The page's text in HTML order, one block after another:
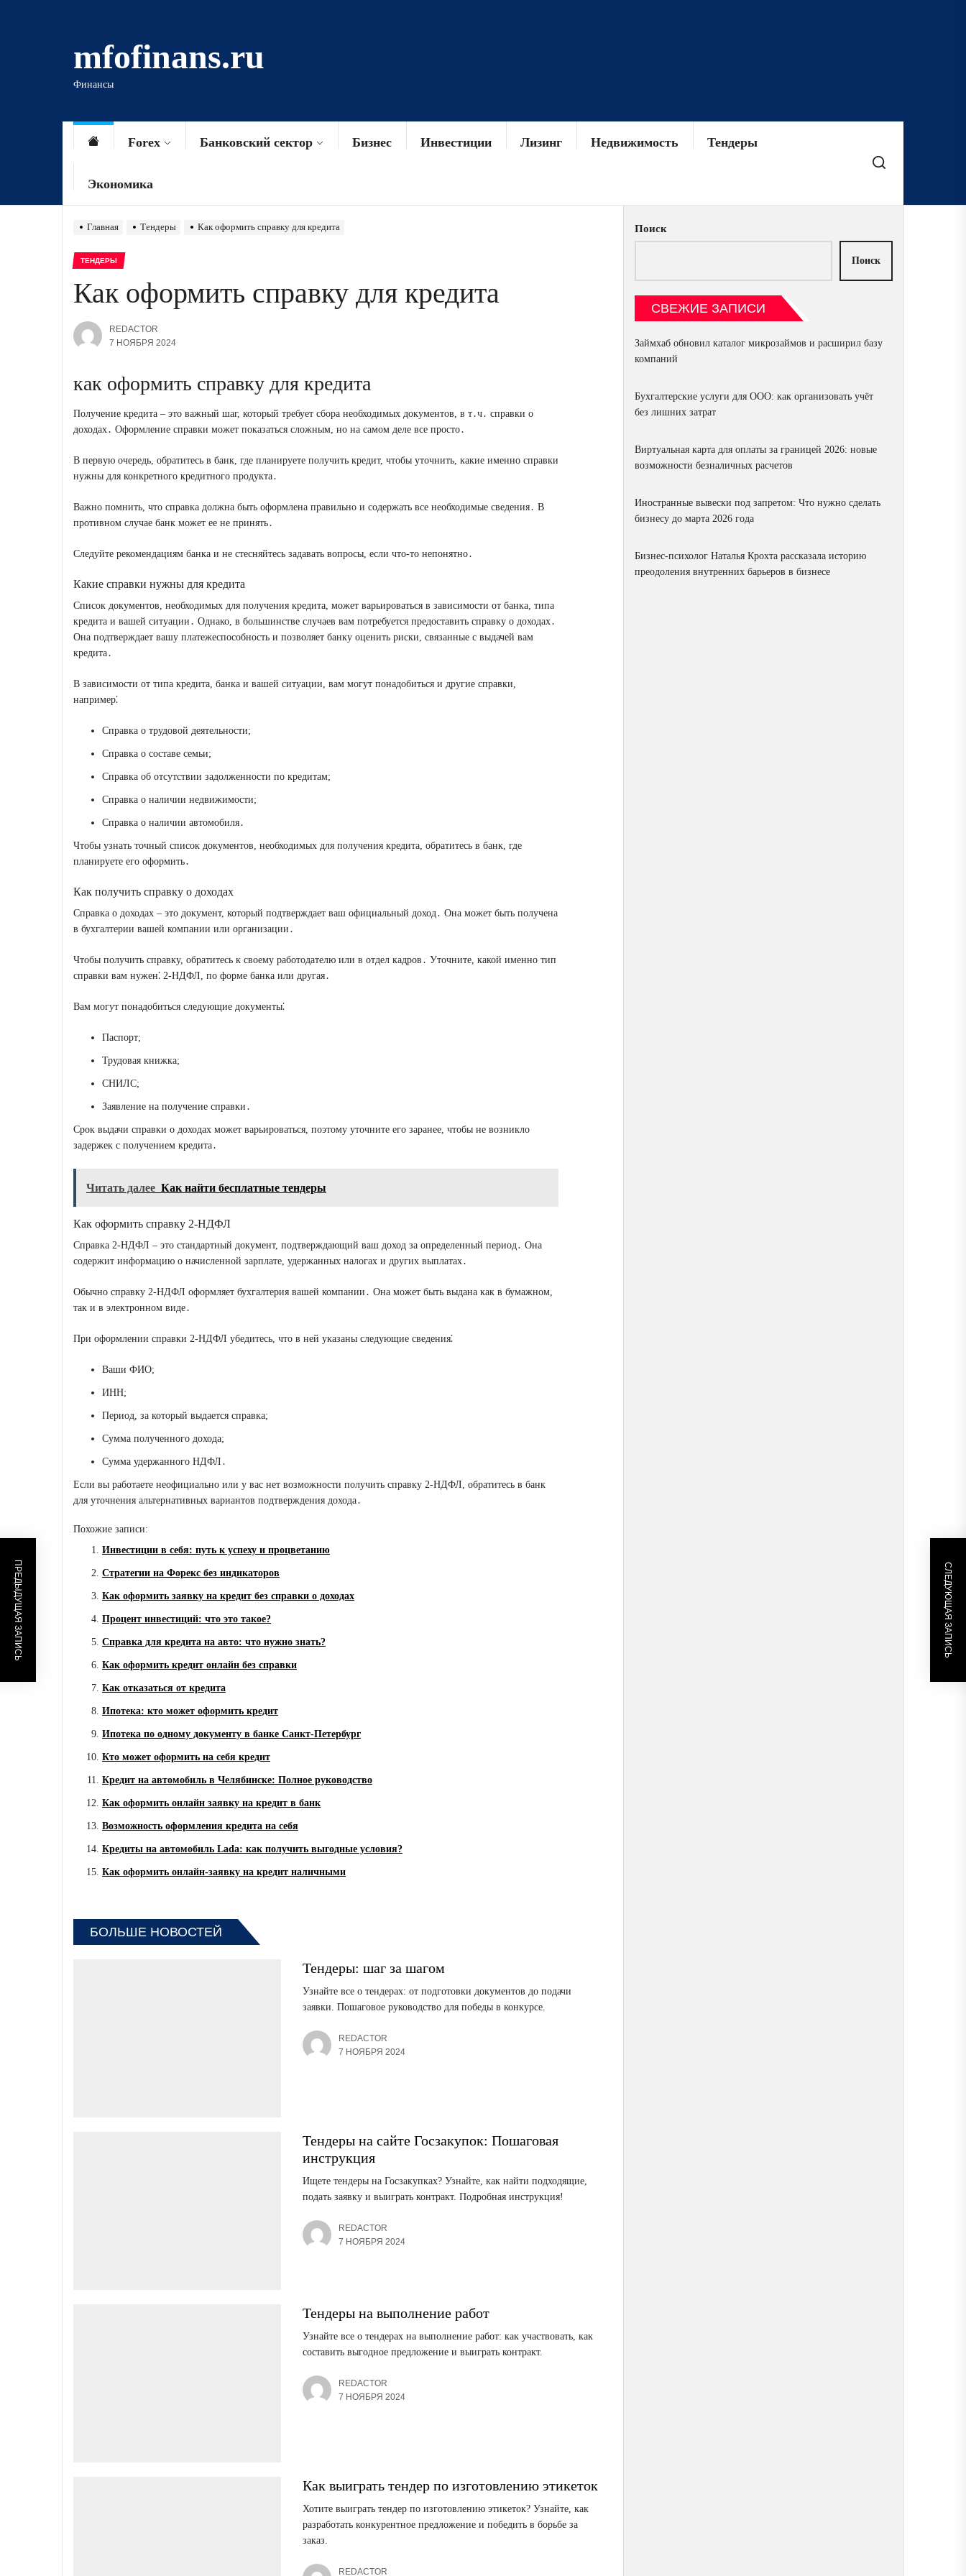
mfofinans.ru
Финансы
Forex Банковский сектор Бизнес Инвестиции Лизинг Недвижимость Тендеры
Экономика
Главная Тендеры Как оформить справку для кредита
ТЕНДЕРЫ
Как оформить справку для кредита
REDACTOR
7 НОЯБРЯ 2024
как оформить справку для кредита
Получение кредита – это важный шаг, который требует сбора необходимых документов, в т․ч․ справки о
доходах․ Оформление справки может показаться сложным, но на самом деле все просто․
В первую очередь, обратитесь в банк, где планируете получить кредит, чтобы уточнить, какие именно справки
нужны для конкретного кредитного продукта․
Важно помнить, что справка должна быть оформлена правильно и содержать все необходимые сведения․ В
противном случае банк может ее не принять․
Следуйте рекомендациям банка и не стесняйтесь задавать вопросы, если что-то непонятно․
Какие справки нужны для кредита
Список документов, необходимых для получения кредита, может варьироваться в зависимости от банка, типа
кредита и вашей ситуации․ Однако, в большинстве случаев вам потребуется предоставить справку о доходах․
Она подтверждает вашу платежеспособность и позволяет банку оценить риски, связанные с выдачей вам
кредита․
В зависимости от типа кредита, банка и вашей ситуации, вам могут понадобиться и другие справки,
например⁚
Справка о трудовой деятельности;
Справка о составе семьи;
Справка об отсутствии задолженности по кредитам;
Справка о наличии недвижимости;
Справка о наличии автомобиля․
Чтобы узнать точный список документов, необходимых для получения кредита, обратитесь в банк, где
планируете его оформить․
Как получить справку о доходах
Справка о доходах – это документ, который подтверждает ваш официальный доход․ Она может быть получена
в бухгалтерии вашей компании или организации․
Чтобы получить справку, обратитесь к своему работодателю или в отдел кадров․ Уточните, какой именно тип
справки вам нужен⁚ 2-НДФЛ, по форме банка или другая․
Вам могут понадобиться следующие документы⁚
Паспорт;
Трудовая книжка;
СНИЛС;
Заявление на получение справки․
Срок выдачи справки о доходах может варьироваться, поэтому уточните его заранее, чтобы не возникло
задержек с получением кредита․
Читать далее Как найти бесплатные тендеры
Как оформить справку 2-НДФЛ
Справка 2-НДФЛ – это стандартный документ, подтверждающий ваш доход за определенный период․ Она
содержит информацию о начисленной зарплате, удержанных налогах и других выплатах․
Обычно справку 2-НДФЛ оформляет бухгалтерия вашей компании․ Она может быть выдана как в бумажном,
так и в электронном виде․
При оформлении справки 2-НДФЛ убедитесь, что в ней указаны следующие сведения⁚
Ваши ФИО;
ИНН;
Период, за который выдается справка;
Сумма полученного дохода;
Сумма удержанного НДФЛ․
Если вы работаете неофициально или у вас нет возможности получить справку 2-НДФЛ, обратитесь в банк
для уточнения альтернативных вариантов подтверждения дохода․
Похожие записи:
Инвестиции в себя: путь к успеху и процветанию
Стратегии на Форекс без индикаторов
Как оформить заявку на кредит без справки о доходах
Процент инвестиций: что это такое?
Справка для кредита на авто: что нужно знать?
Как оформить кредит онлайн без справки
Как отказаться от кредита
Ипотека: кто может оформить кредит
Ипотека по одному документу в банке Санкт-Петербург
Кто может оформить на себя кредит
Кредит на автомобиль в Челябинске: Полное руководство
Как оформить онлайн заявку на кредит в банк
Возможность оформления кредита на себя
Кредиты на автомобиль Lada: как получить выгодные условия?
Как оформить онлайн-заявку на кредит наличными
ПРЕДЫДУЩАЯ ЗАПИСЬ СЛЕДУЮЩАЯ ЗАПИСЬ
БОЛЬШЕ НОВОСТЕЙ
Тендеры: шаг за шагом
Узнайте все о тендерах: от подготовки документов до подачи
заявки. Пошаговое руководство для победы в конкурсе.
REDACTOR
7 НОЯБРЯ 2024
Тендеры на сайте Госзакупок: Пошаговая
инструкция
Ищете тендеры на Госзакупках? Узнайте, как найти подходящие,
подать заявку и выиграть контракт. Подробная инструкция!
REDACTOR
7 НОЯБРЯ 2024
Тендеры на выполнение работ
Узнайте все о тендерах на выполнение работ: как участвовать, как
составить выгодное предложение и выиграть контракт.
REDACTOR
7 НОЯБРЯ 2024
Как выиграть тендер по изготовлению этикеток
Хотите выиграть тендер по изготовлению этикеток? Узнайте, как
разработать конкурентное предложение и победить в борьбе за
заказ.
REDACTOR
Поиск
Поиск
СВЕЖИЕ ЗАПИСИ
Займхаб обновил каталог микрозаймов и расширил базу
компаний
Бухгалтерские услуги для ООО: как организовать учёт
без лишних затрат
Виртуальная карта для оплаты за границей 2026: новые
возможности безналичных расчетов
Иностранные вывески под запретом: Что нужно сделать
бизнесу до марта 2026 года
Бизнес-психолог Наталья Крохта рассказала историю
преодоления внутренних барьеров в бизнесе